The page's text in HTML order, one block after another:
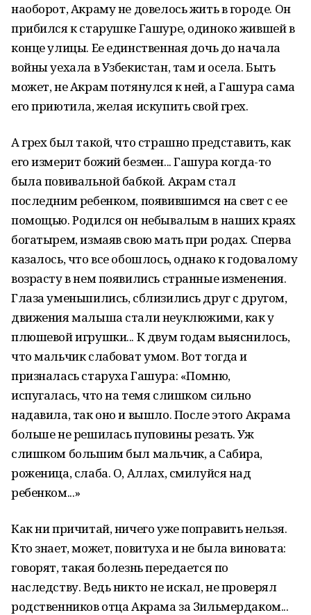
наоборот, Акраму не довелось жить в городе. Он
прибился к старушке Гашуре, одиноко жившей в
конце улицы. Ее единственная дочь до начала
войны уехала в Узбекистан, там и осела. Быть
может, не Акрам потянулся к ней, а Гашура сама
его приютила, желая искупить свой грех.
А грех был такой, что страшно представить, как
его измерит божий безмен... Гашура когда-то
была повивальной бабкой. Акрам стал
последним ребенком, появившимся на свет с ее
помощью. Родился он небывалым в наших краях
богатырем, измаяв свою мать при родах. Сперва
казалось, что все обошлось, однако к годовалому
возрасту в нем появились странные изменения.
Глаза уменьшились, сблизились друг с другом,
движения малыша стали неуклюжими, как у
плюшевой игрушки... К двум годам выяснилось,
что мальчик слабоват умом. Вот тогда и
призналась старуха Гашура: «Помню,
испугалась, что на темя слишком сильно
надавила, так оно и вышло. После этого Акрама
больше не решилась пуповины резать. Уж
слишком большим был мальчик, а Сабира,
роженица, слаба. О, Аллах, смилуйся над
ребенком...»
Как ни причитай, ничего уже поправить нельзя.
Кто знает, может, повитуха и не была виновата:
говорят, такая болезнь передается по
наследству. Ведь никто не искал, не проверял
родственников отца Акрама за Зильмердаком...